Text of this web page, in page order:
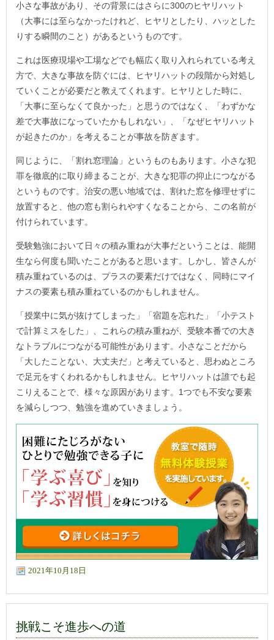
小さな事故があり、その背景にはさらに300のヒヤリハット
（大事には至らなかったけれど、ヒヤリとしたり、ハッとした
りする瞬間のこと）があるというものです。
これは医療現場や工場などでも幅広く取り入れられている考え
方で、大きな事故を防ぐには、ヒヤリハットの段階から対処し
ていくことが必要だと教えてくれます。ヒヤリとした時に、
「大事に至らなくて良かった」と思うのではなく、「わずかな
差で大事故になっていたかもしれない」、「なぜヒヤリハット
が起きたのか」を考えることが事故を防ぎます。
同じように、「割れ窓理論」というものもあります。小さな犯
罪を徹底的に取り締まることが、大きな犯罪の抑止につながる
というものです。治安の悪い地域では、割れた窓を修理せずに
放置すると、他の窓も割られやすくなることから、この名前が
付けられています。
受験勉強において日々の積み重ねが大事だということは、能開
生なら何度も聞いたことがあると思います。しかし、皆さんが
積み重ねているのは、プラスの要素だけではなく、同時にマイ
ナスの要素も積み重ねているのかもしれません。
「授業中に気が抜けてしまった」「宿題を忘れた」「小テスト
で計算ミスをした」、これらの積み重ねが、受験本番での大き
なトラブルにつながる可能性があります。小さなことだから
「大したことない、大丈夫だ」と考えていると、思わぬところ
で足元をすくわれるかもしれません。ヒヤリハットは誰でも起
こりえることで、様々な原因があります。1つでも不安な要素
を減らしつつ、勉強を進めていきましょう。
2021年10月18日
挑戦こそ進歩への道